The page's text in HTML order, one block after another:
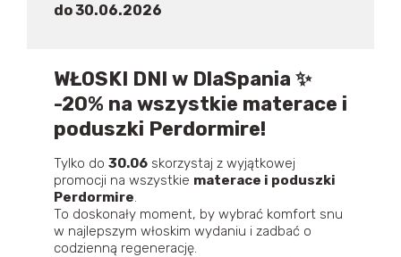
do 30.06.2026
WŁOSKI DNI w DlaSpania ✨
-20% na wszystkie materace i
poduszki Perdormire!
Tylko do 30.06 skorzystaj z wyjątkowej
promocji na wszystkie materace i poduszki
Perdormire.
To doskonały moment, by wybrać komfort snu
w najlepszym włoskim wydaniu i zadbać o
codzienną regenerację.